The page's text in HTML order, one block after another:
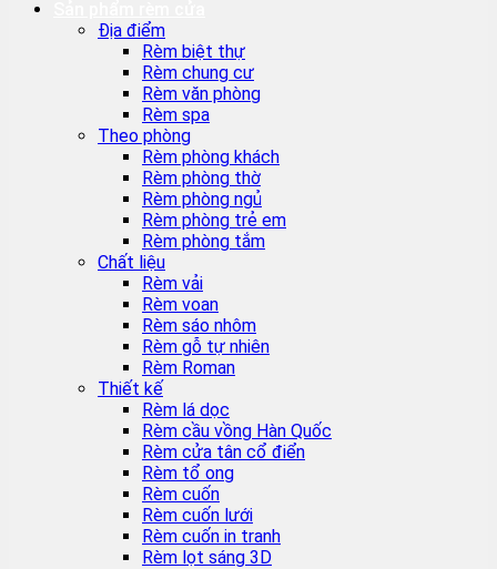
Địa điểm
Rèm biệt thự
Rèm chung cư
Rèm văn phòng
Rèm spa
Theo phòng
Rèm phòng khách
Rèm phòng thờ
Rèm phòng ngủ
Rèm phòng trẻ em
Rèm phòng tắm
Chất liệu
Rèm vải
Rèm voan
Rèm sáo nhôm
Rèm gỗ tự nhiên
Rèm Roman
Thiết kế
Rèm lá dọc
Rèm cầu vồng Hàn Quốc
Rèm cửa tân cổ điển
Rèm tổ ong
Rèm cuốn
Rèm cuốn lưới
Rèm cuốn in tranh
Rèm lọt sáng 3D